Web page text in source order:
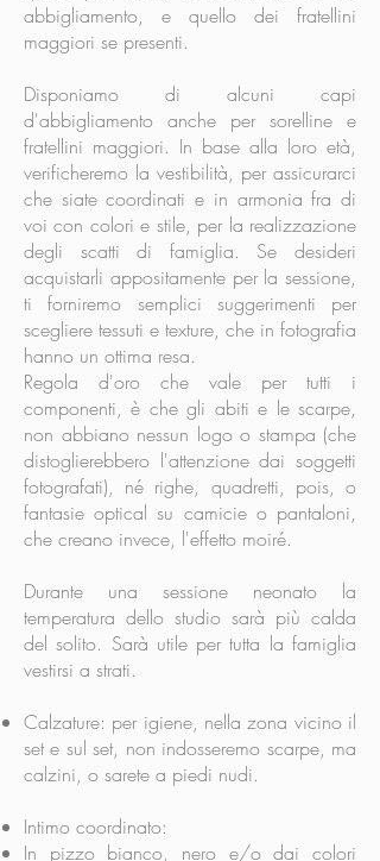
abbigliamento, e quello dei fratellini
maggiori se presenti.
Disponiamo di alcuni capi
d'abbigliamento anche per sorelline e
fratellini maggiori. In base alla loro età,
verificheremo la vestibilità, per assicurarci
che siate coordinati e in armonia fra di
voi con colori e stile, per la realizzazione
degli scatti di famiglia. Se desideri
acquistarli appositamente per la sessione,
ti forniremo semplici suggerimenti per
scegliere tessuti e texture, che in fotografia
hanno un ottima resa.
Regola d'oro che vale per tutti i
componenti, è che gli abiti e le scarpe,
non abbiano nessun logo o stampa (che
distoglierebbero l'attenzione dai soggetti
fotografati), né righe, quadretti, pois, o
fantasie optical su camicie o pantaloni,
che creano invece, l'effetto moiré.
Durante una sessione neonato la
temperatura dello studio sarà più calda
del solito. Sarà utile per tutta la famiglia
vestirsi a strati.
Calzature: per igiene, nella zona vicino il
set e sul set, non indosseremo scarpe, ma
calzini, o sarete a piedi nudi.
Intimo coordinato:
In pizzo bianco, nero e/o dai colori